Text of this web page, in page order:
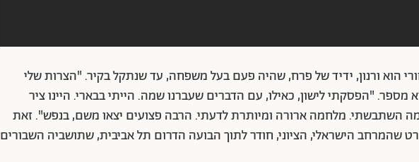
הוא ורנון, ידיד של פרח, שהיה פעם בעל משפחה, עד שנתקל בקיר. "הצרות שלי
מספר. "הפסקתי לישון, כאילו, עם הדברים שעברנו שמה. הייתי בבארי. היינו ציר
השתבשתי. מלחמה ארורה ומיותרת לדעתי. הרבה פצועים יצאו משם, בנפש". זאת
שהמרחב הישראלי, הציוני, חודר לתוך הבועה הדרום תל אביבית, שתושביה השבורים